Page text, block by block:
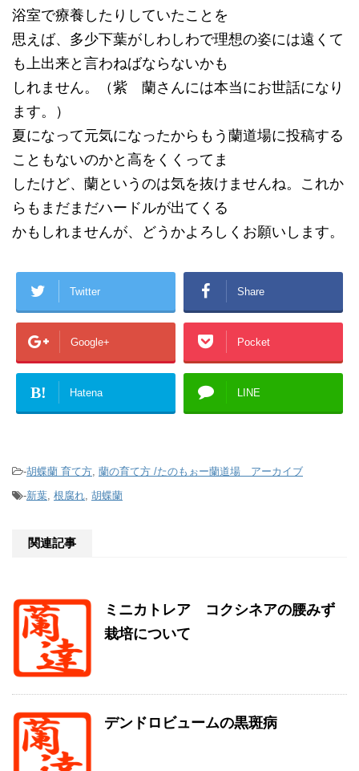
浴室で療養したりしていたことを
思えば、多少下葉がしわしわで理想の姿には遠くて
も上出来と言わねばならないかも
しれません。（紫 蘭さんには本当にお世話になり
ます。）
夏になって元気になったからもう蘭道場に投稿する
こともないのかと高をくくってま
したけど、蘭というのは気を抜けませんね。これか
らもまだまだハードルが出てくる
かもしれませんが、どうかよろしくお願いします。
Twitter Share
Google+ Pocket
B! Hatena LINE
-胡蝶蘭 育て方, 蘭の育て方 /たのもぉー蘭道場 アーカイブ
-新葉, 根腐れ, 胡蝶蘭
関連記事
ミニカトレア コクシネアの腰みず
栽培について
デンドロビュームの黒斑病